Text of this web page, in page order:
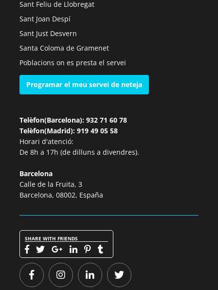
Sant Feliu de Llobregat
Sant Joan Despí
Sant Just Desvern
Santa Coloma de Gramenet
Poblacions on es presta el servei
Programar el meu servei de neteja
Telèfon(Barcelona): 932 71 60 78
Telèfon(Madrid): 919 49 05 58
Horari d'atenció:
De 8h a 17h (de dilluns a divendres).
Barcelona
Calle de la Fruita, 3
Barcelona, 08002, España
SHARE WITH FRIENDS